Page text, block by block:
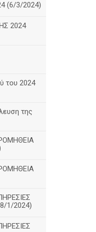
(6/3/2024)
2024
του 2024
της
1/2024)